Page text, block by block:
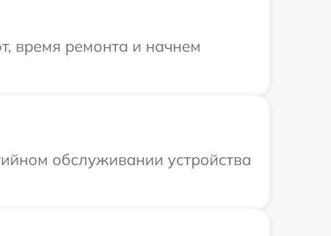
время ремонта и начнем
обслуживании устройства